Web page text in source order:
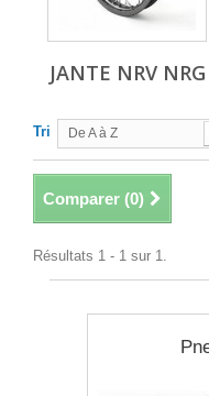
JANTE NRV NRG
Tri De A à Z
Comparer (0)
Résultats 1 - 1 sur 1.